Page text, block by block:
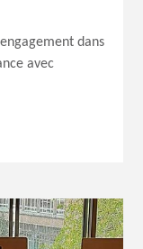
dans
avec